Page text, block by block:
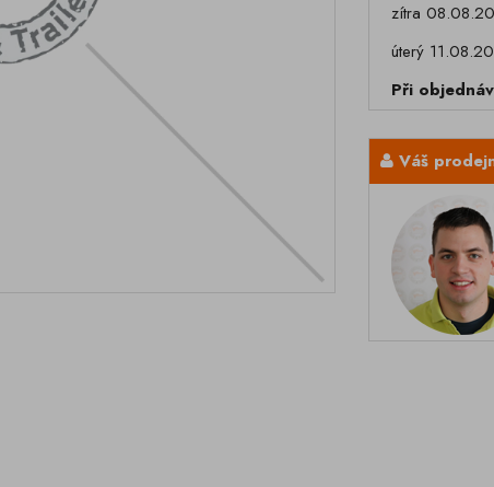
zítra
úterý
Při
Váš